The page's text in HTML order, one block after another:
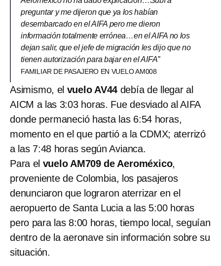
preguntar y me dijeron que ya los habían
desembarcado en el AIFA pero me dieron
información totalmente errónea…en el AIFA no los
dejan salir, que el jefe de migración les dijo que no
tienen autorización para bajar en el AIFA”
FAMILIAR DE PASAJERO EN VUELO AM008
Asimismo, el vuelo AV44 debía de
llegar al
AICM a las 3:03 horas. Fue desviado al AIFA
donde permaneció hasta las 6:54 horas,
momento en el que partió a la CDMX; aterrizó
a las 7:48 horas según Avianca.
Para el vuelo AM709 de Aeroméxico,
proveniente de Colombia, los pasajeros
denunciaron que lograron aterrizar en el
aeropuerto de Santa Lucia a las 5:00 horas
pero para las 8:00 horas, tiempo local, seguían
dentro de la aeronave sin información sobre su
situación.